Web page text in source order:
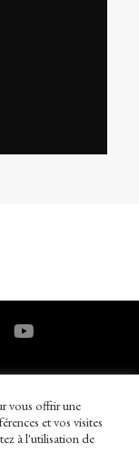
vous offrir une
et vos visites
à l'utilisation de